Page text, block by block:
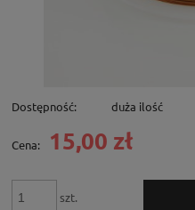
Dostępność: duża ilość
Cena: 15,00 zł
szt.